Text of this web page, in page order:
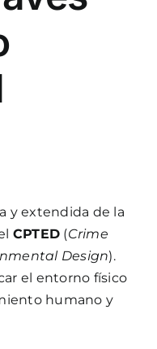
y extendida de la
CPTED (Crime
Design).
el entorno físico
humano y